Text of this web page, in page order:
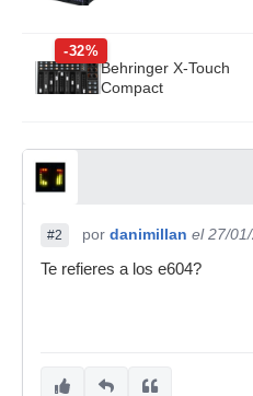
-32%
Behringer X-Touch
Compact
#2 por danimillan el 27/
Te refieres a los e604?